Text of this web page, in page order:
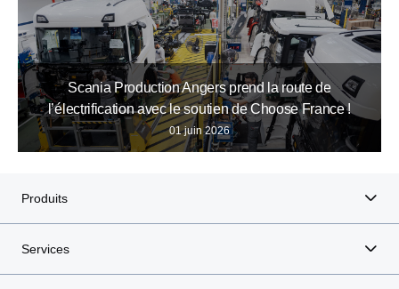
Scania Production Angers prend la route de
l’électrification avec le soutien de Choose France !
01 juin 2026
Produits
Services